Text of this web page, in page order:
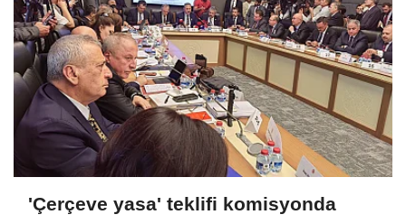
'Çerçeve yasa' teklifi komisyonda